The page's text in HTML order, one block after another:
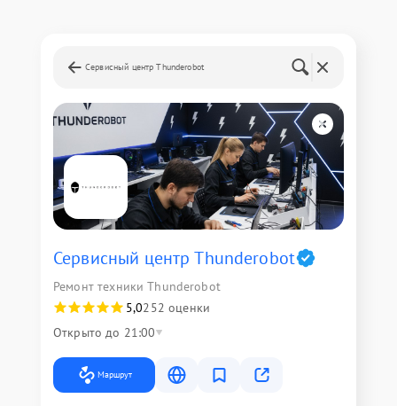
Сервисный центр Thunderobot
Сервисный центр Thunderobot
Ремонт техники Thunderobot
5,0252 оценки
Открыто до 21:00
Маршрут